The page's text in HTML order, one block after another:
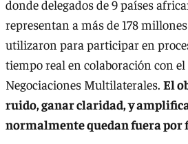
donde delegados de 9 países
representan a más de 178
utilizaron para participar en
tiempo real en colaboración con
Negociaciones Multilaterales. El
ruido, ganar claridad, y
normalmente quedan fuera por